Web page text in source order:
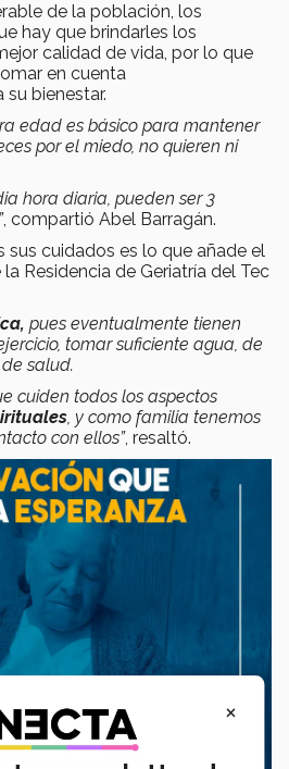
de la población, los
hay que brindarles los
calidad de vida, por lo que
en cuenta
bienestar.
edad es básico para mantener
por el miedo, no quieren ni
hora diaria, pueden ser 3
, compartió Abel Barragán.
sus cuidados es lo que añade el
Residencia de Geriatría del Tec
pues eventualmente tienen
tomar suficiente agua, de
salud.
cuiden todos los aspectos
, y como familia tenemos
con ellos”, resaltó.
×